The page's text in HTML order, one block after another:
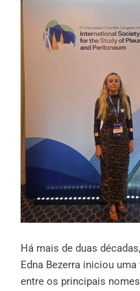
Há mais de duas
Edna Bezerra iniciou
entre os principais